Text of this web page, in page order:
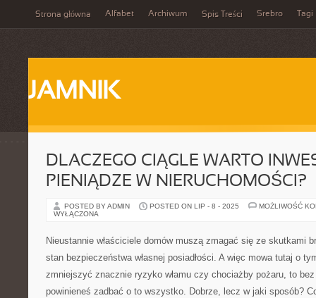
Strona główna Alfabet Archiwum Spis Treści Srebro Tagi
JAMNIK
DLACZEGO CIĄGLE WARTO
PIENIĄDZE W NIERUCHOMOŚCI?
POSTED BY ADMIN POSTED ON LIP - 8 - 2025
MOŻLIWOŚĆ
WYŁĄCZONA
Nieustannie właściciele domów muszą zmagać się ze skutkami
stan bezpieczeństwa własnej posiadłości. A więc mowa tutaj o
zmniejszyć znacznie ryzyko włamu czy chociażby pożaru, to
powinieneś zadbać o to wszystko. Dobrze, lecz w jaki sposób?